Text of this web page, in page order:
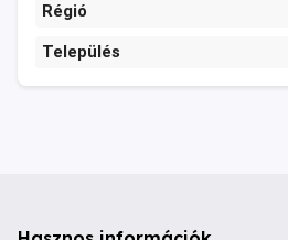
Régió
Település